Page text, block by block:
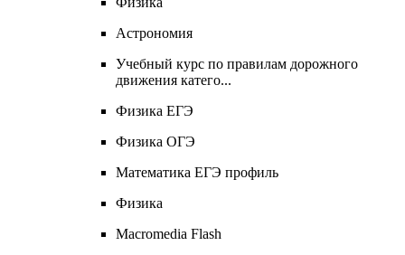
Астрономия
Учебный курс по правилам дорожного
движения катего...
Физика ЕГЭ
Физика ОГЭ
Математика ЕГЭ профиль
Физика
Macromedia Flash